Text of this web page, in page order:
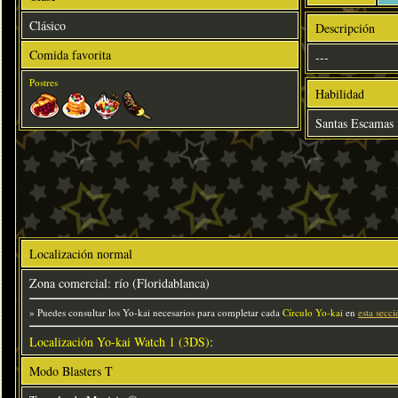
Clásico
Comida favorita
Postres
Descripción
---
Habilidad
Santas Escamas
Localización normal
Zona comercial: río (Floridablanca)
» Puedes consultar los Yo-kai necesarios para completar cada Círculo Yo-kai en esta
Localización Yo-kai Watch 1 (3DS):
Modo Blasters T